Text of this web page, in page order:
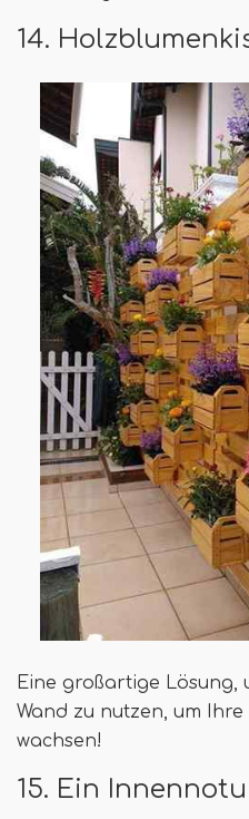
14.
Eine großartige Lösung,
Wand zu nutzen, um
wachsen!
15. Ein